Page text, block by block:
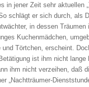
in jener Zeit sehr aktuellen
schlägt er sich durch, als
in dessen Träumen
Kuchenmädchen,
und Törtchen, erscheint.
ist ihm nicht lange
ihm nicht verzeihen, daß
„Nachtträumer-